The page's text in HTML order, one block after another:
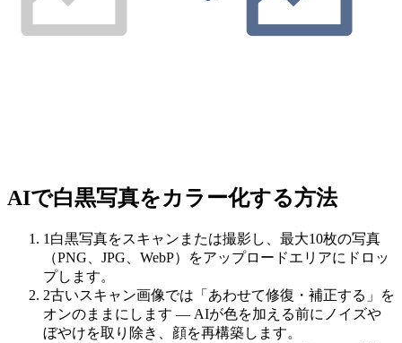
AIで白黒写真をカラー化する方法
1 白黒写真をスキャンまたは撮影し、最大10枚の写真
（PNG、JPG、WebP）をアップロードエリアにドロッ
プします。
2古いスキャン画像では「あわせて修復・補正する」を
オンのままにします — AIが色を加える前にノイズや
ぼやけを取り除き、顔を再構築します。